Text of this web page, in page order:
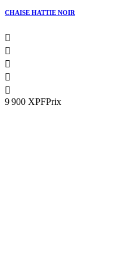
CHAISE HATTIE NOIR





9 900 XPFPrix